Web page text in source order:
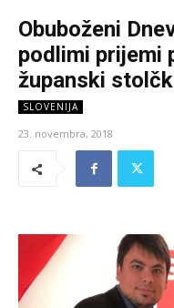
Obuboženi
podlimi prijemi
županski
SLOVENIJA
23. novembra, 2018